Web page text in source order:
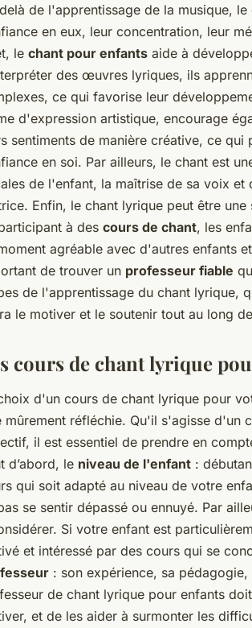
de l'apprentissage de la musique,
en eux, leur concentration, leur
le chant pour enfants aide à
des œuvres lyriques, ils
ce qui favorise leur
d'expression artistique, encourage
sentiments de manière créative, ce
en soi. Par ailleurs, le chant est
de l'enfant, la maîtrise de sa voix
Enfin, le chant lyrique peut être
à des cours de chant, les
agréable avec d'autres enfants
de trouver un professeur fiable
de l'apprentissage du chant lyrique,
le motiver et le soutenir tout au long
cours de chant lyrique
d'un cours de chant lyrique pour
mûrement réfléchie. Qu'il s'agisse d'un
il est essentiel de prendre en
d’abord, le niveau de l'enfant :
qui soit adapté au niveau de votre
se sentir dépassé ou ennuyé. Par
Si votre enfant est
et intéressé par des cours qui se
: son expérience, sa
de chant lyrique pour enfants
et de les aider à surmonter les